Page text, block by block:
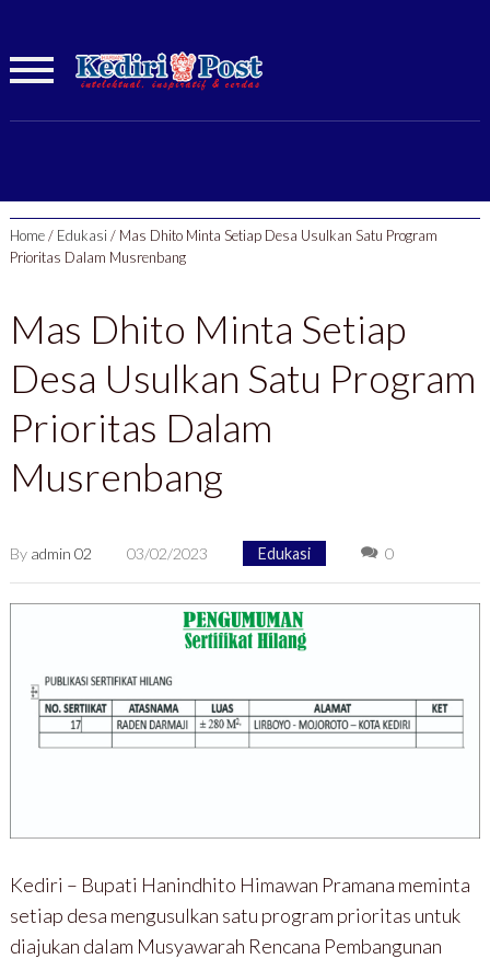
Home/ Edukasi / Mas Dhito Minta Setiap Desa Usulkan Satu Program
Prioritas Dalam Musrenbang
Mas Dhito Minta Setiap
Desa Usulkan Satu Program
Prioritas Dalam
Musrenbang
By admin 02 03/02/2023 Edukasi 0
Kediri – Bupati Hanindhito Himawan Pramana meminta
setiap desa mengusulkan satu program prioritas untuk
diajukan dalam Musyawarah Rencana Pembangunan